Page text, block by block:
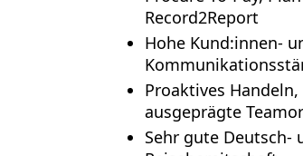
Record2Report
Hohe Kund:innen-
Proaktives
ausgeprägte
Sehr gute Deutsch-